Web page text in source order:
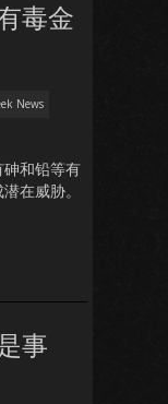
毒金
News
和铅等有
在威胁。
事